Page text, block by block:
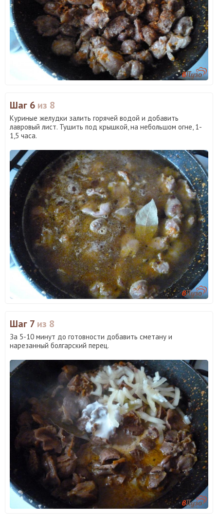
Шаг 6 из 8
Куриные желудки залить горячей водой и добавить
лавровый лист. Тушить под крышкой, на небольшом огне, 1-
1,5 часа.
Шаг 7 из 8
За 5-10 минут до готовности добавить сметану и
нарезанный болгарский перец.